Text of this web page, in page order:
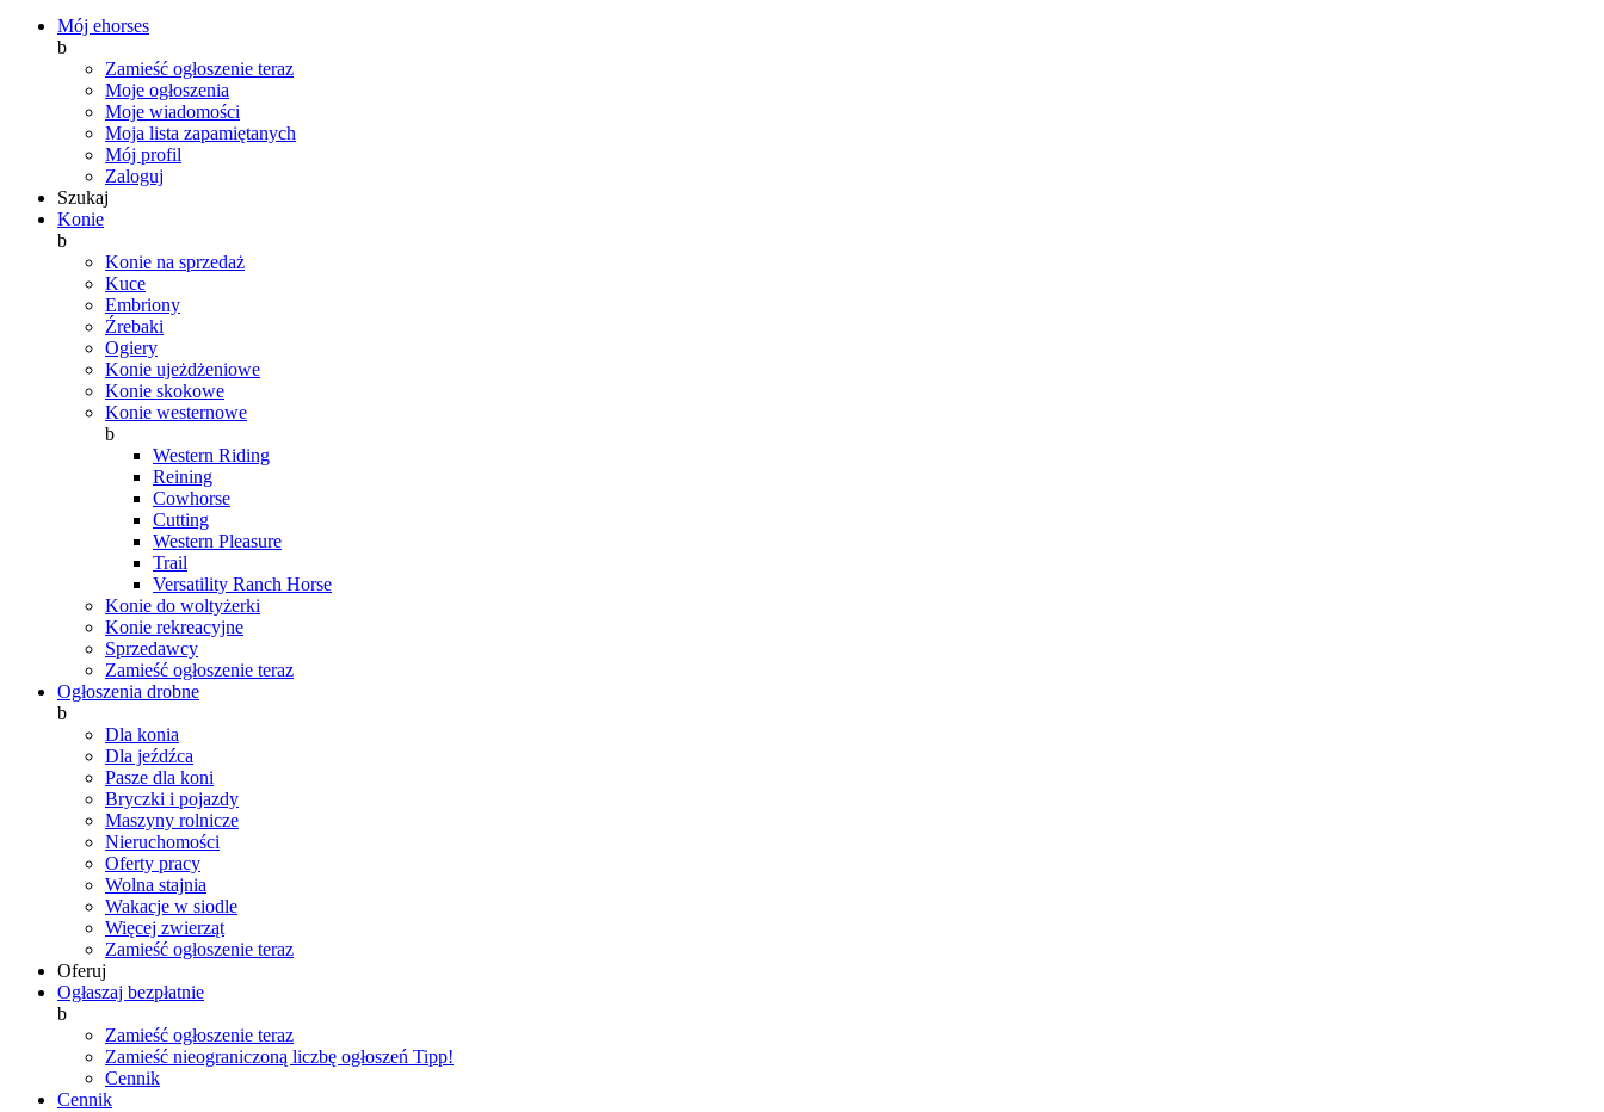
Mój ehorses
b
Zamieść ogłoszenie teraz
Moje ogłoszenia
Moje wiadomości
Moja lista zapamiętanych
Mój profil
Zaloguj
Szukaj
Konie
b
Konie na sprzedaż
Kuce
Embriony
Źrebaki
Ogiery
Konie ujeżdżeniowe
Konie skokowe
Konie westernowe
b
Western Riding
Reining
Cowhorse
Cutting
Western Pleasure
Trail
Versatility Ranch Horse
Konie do woltyżerki
Konie rekreacyjne
Sprzedawcy
Zamieść ogłoszenie teraz
Ogłoszenia drobne
b
Dla konia
Dla jeźdźca
Pasze dla koni
Bryczki i pojazdy
Maszyny rolnicze
Nieruchomości
Oferty pracy
Wolna stajnia
Wakacje w siodle
Więcej zwierząt
Zamieść ogłoszenie teraz
Oferuj
Ogłaszaj bezpłatnie
b
Zamieść ogłoszenie teraz
Zamieść nieograniczoną liczbę ogłoszeń Tipp!
Cennik
Cennik